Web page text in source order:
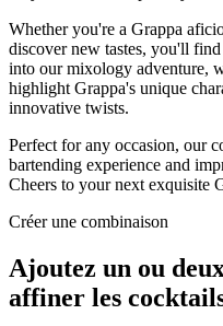
Whether you're a Grappa
discover new tastes, you'll
into our mixology adventure,
highlight Grappa's unique
innovative twists.
Perfect for any occasion, our
bartending experience and
Cheers to your next exquisite
Créer une combinaison
Ajoutez un ou
affiner les